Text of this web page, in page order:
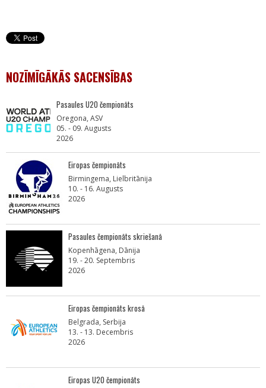
NOZĪMĪGĀKĀS SACENSĪBAS
Pasaules U20 čempionāts
Oregona, ASV
05. - 09. Augusts
2026
Eiropas čempionāts
Birmingema, Lielbritānija
10. - 16. Augusts
2026
Pasaules čempionāts skriešanā
Kopenhāgena, Dānija
19. - 20. Septembris
2026
Eiropas čempionāts krosā
Belgrada, Serbija
13. - 13. Decembris
2026
Eiropas U20 čempionāts